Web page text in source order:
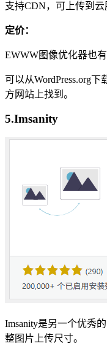
支持CDN，可上传到云
定价：
EWWW图像优化器也
可以从WordPress.org
方网站上找到。
5.Imsanity
Imsanity是另一个优秀
整图片上传尺寸。